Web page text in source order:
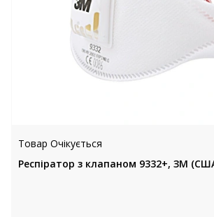
Товар Очікується
Респіратор з клапаном 9332+, ЗМ